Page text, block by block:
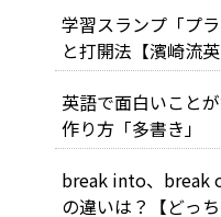
学習スランプ「プ
と打開法【濱崎流英
英語で面白いこと
作り方「多書き」
break into、break
の違いは？【どっ